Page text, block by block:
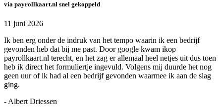
via payrollkaart.nl snel gekoppeld
11 juni 2026
Ik ben erg onder de indruk van het tempo waarin ik een bedrijf
gevonden heb dat bij me past. Door google kwam ikop
payrollkaart.nl terecht, en het zag er allemaal heel netjes uit dus toen
heb ik direct het formuliertje ingevuld. Volgens mij duurde het nog
geen uur of ik had al een bedrijf gevonden waarmee ik aan de slag
ging.
- Albert Driessen